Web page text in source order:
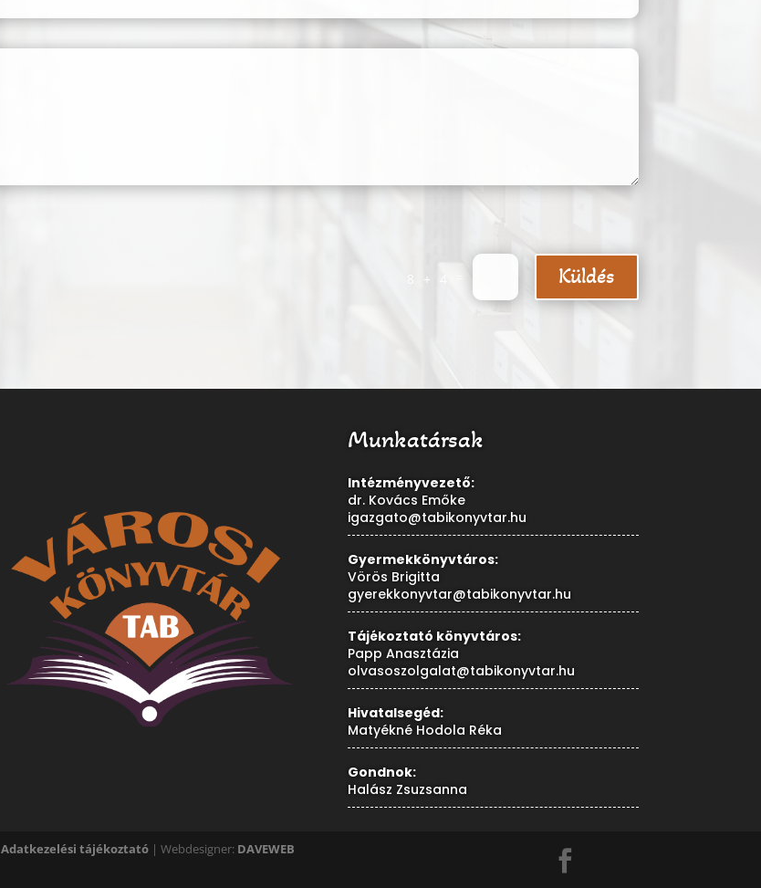
8 + 4 Küldés
Munkatársak
Intézményvezető:
dr. Kovács Emőke
igazgato@tabikonyvtar.hu
Gyermekkönyvtáros:
Vörös Brigitta
gyerekkonyvtar@tabikonyvtar.hu
Tájékoztató könyvtáros:
Papp Anasztázia
olvasoszolgalat@tabikonyvtar.hu
Hivatalsegéd:
Matyékné Hodola Réka
Gondnok:
Halász Zsuzsanna
Adatkezelési tájékoztató| Webdesigner: DAVEWEB 